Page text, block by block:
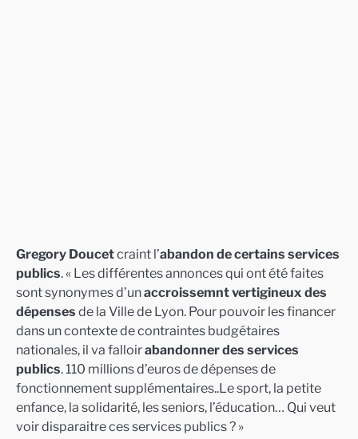
Gregory Doucetcraint l’abandon de certains services
publics. « Les différentes annonces qui ont été faites
sont synonymes d’unaccroissemnt vertigineux des
dépenses de la Ville de Lyon. Pour pouvoir les financer
dans un contexte de contraintes budgétaires
nationales, il va falloirabandonner des services
publics. 110 millions d’euros de dépenses de
fonctionnement supplémentaires..Le sport, la petite
enfance, la solidarité, les seniors, l’éducation… Qui veut
voir disparaitre ces services publics ? »